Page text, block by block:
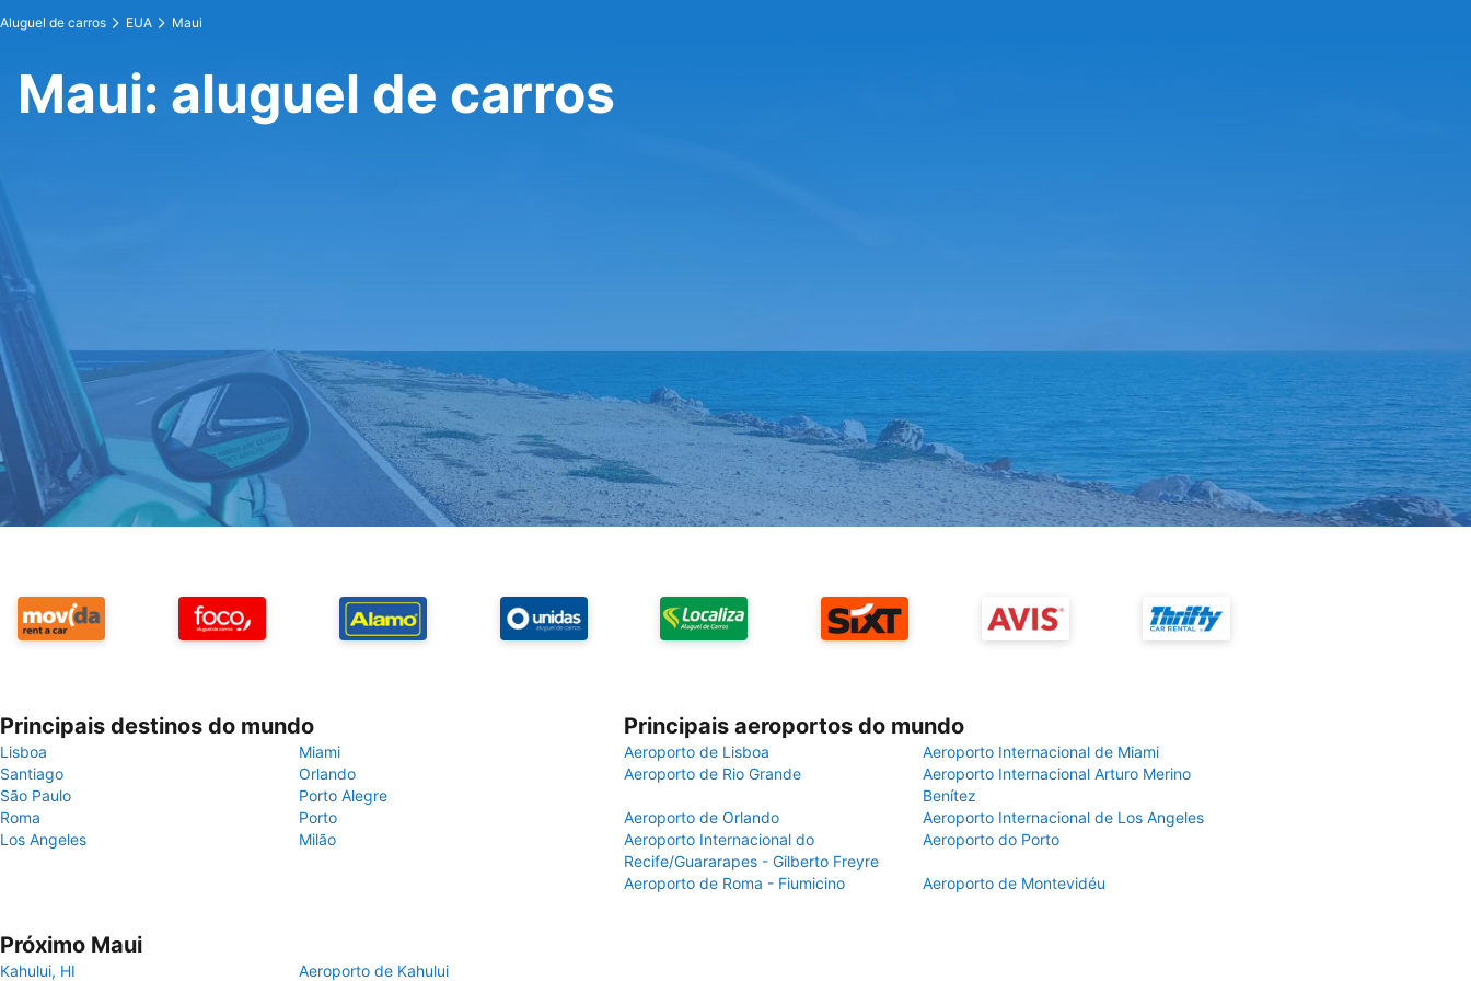
Aluguel de carros EUA Maui
Maui: aluguel de carros
Principais destinos do mundo
Lisboa
Miami
Santiago
Orlando
São Paulo
Porto Alegre
Roma
Porto
Los Angeles
Milão
Principais aeroportos do mundo
Aeroporto de Lisboa
Aeroporto Internacional de Miami
Aeroporto de Rio Grande
Aeroporto Internacional Arturo Merino
Benítez
Aeroporto de Orlando
Aeroporto Internacional de Los Angeles
Aeroporto Internacional do
Recife/Guararapes - Gilberto Freyre
Aeroporto do Porto
Aeroporto de Roma - Fiumicino Aeroporto de Montevidéu
Próximo Maui
Kahului, HI Aeroporto de Kahului